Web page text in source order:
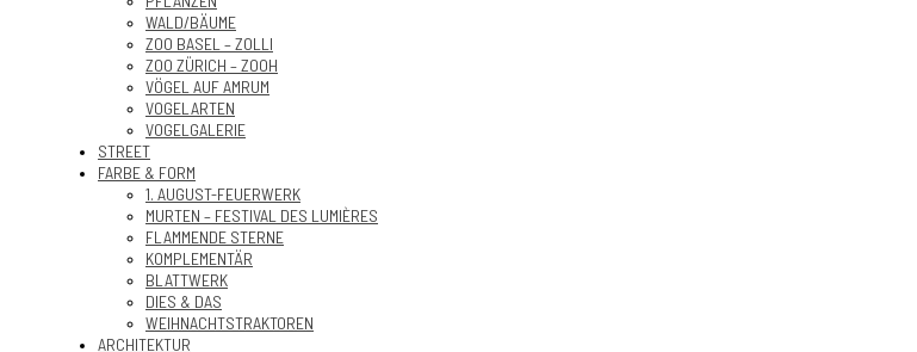
WALD/BÄUME
ZOO BASEL – ZOLLI
ZOO ZÜRICH – ZOOH
VÖGEL AUF AMRUM
VOGELARTEN
VOGELGALERIE
STREET
FARBE & FORM
1. AUGUST-FEUERWERK
MURTEN – FESTIVAL DES LUMIÈRES
FLAMMENDE STERNE
KOMPLEMENTÄR
BLATTWERK
DIES & DAS
WEIHNACHTSTRAKTOREN
ARCHITEKTUR